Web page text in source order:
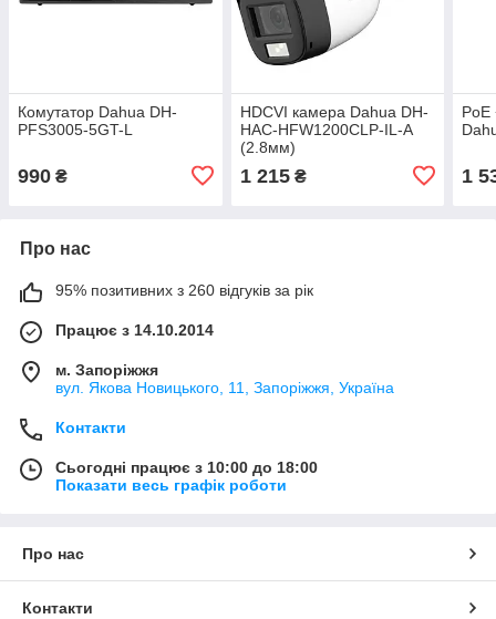
Комутатор Dahua DH-
PFS3005-5GT-L
990 ₴
HDCVI камера Dahua DH-
HAC-HFW1200CLP-IL-A
(2.8мм)
1 215₴
PoE
1
Про нас
95% позитивних з 260 відгуків за рік
Працює з 14.10.2014
м. Запоріжжя
вул. Якова Новицького, 11, Запоріжжя, Україна
Контакти
Сьогодні працює з 10:00 до 18:00
Показати весь графік роботи
Про нас
Контакти